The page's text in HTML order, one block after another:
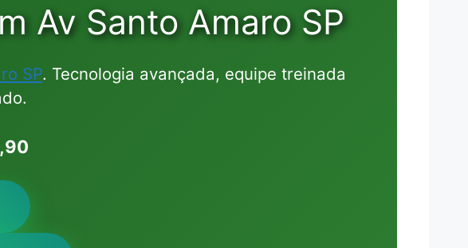
Av Santo Amaro SP
SP. Tecnologia avançada, equipe treinada